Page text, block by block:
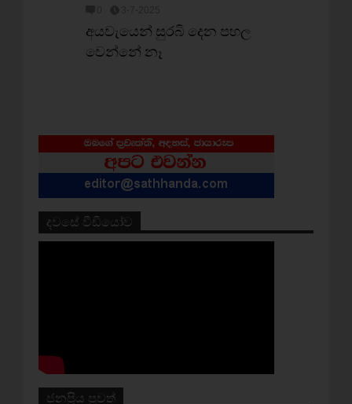
අයවැයෙන් සුරබි දෙන පහල
වෙන්නේ නෑ
දවසේ වීඩියෝව
ජනප්‍රිය පුවත්